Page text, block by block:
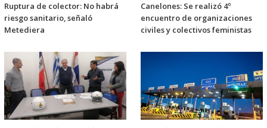
Ruptura de colector: No habrá
riesgo sanitario, señaló
Metediera
Canelones: Se realizó 4º
encuentro de organizaciones
civiles y colectivos feministas